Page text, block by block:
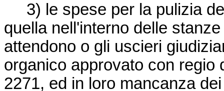
3) le spese per la pulizia
quella nell'interno delle
attendono o gli uscieri
organico approvato con regio
2271, ed in loro mancanza